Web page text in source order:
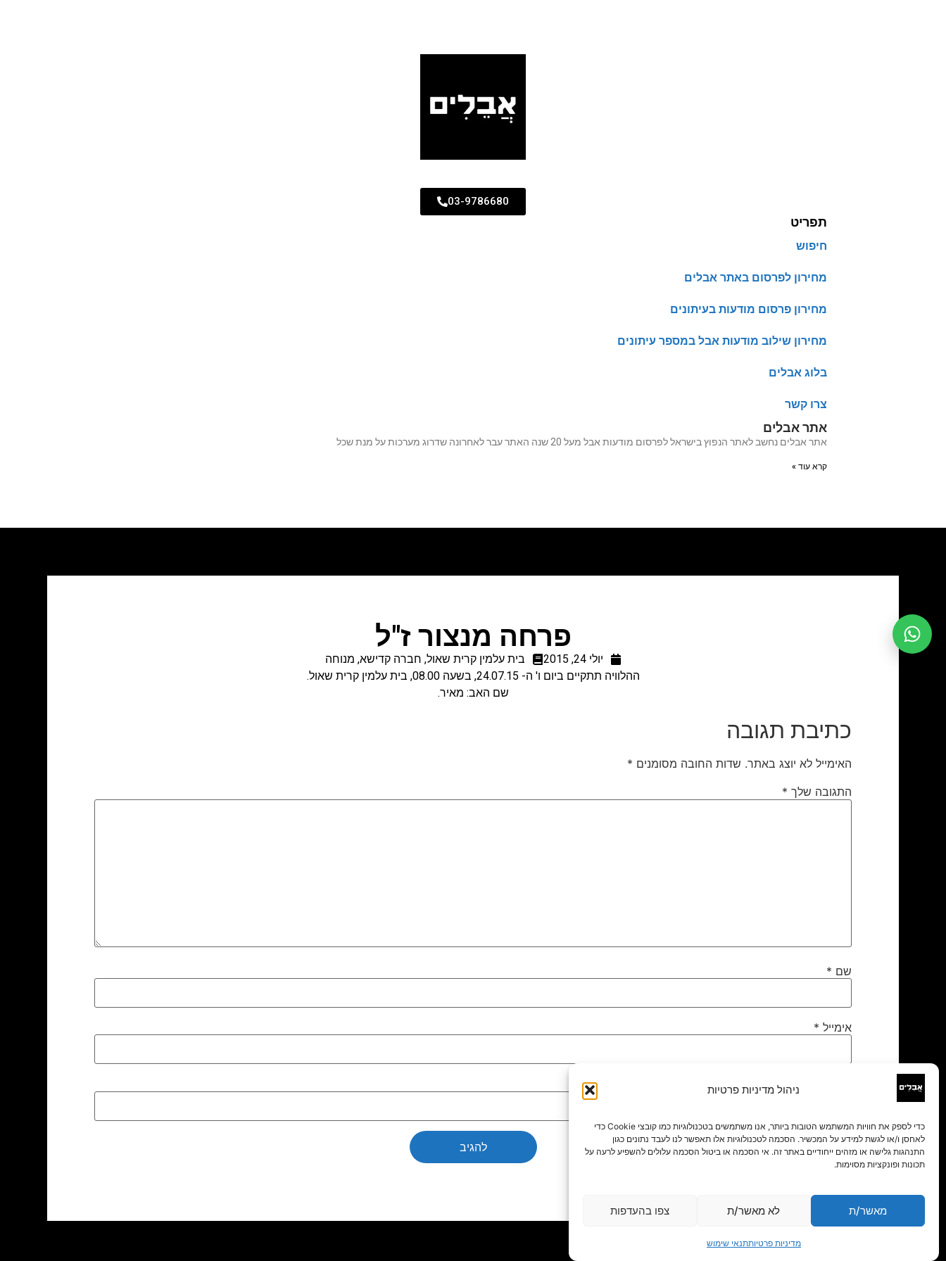
ניהול מדיניות פרטיות
כדי לספק את חוויות המשתמש הטובות ביותר, אנו משתמשים בטכנולוגיות כמו קובצי Cookie כדי
לאחסן ו/או לגשת למידע על המכשיר. הסכמה לטכנולוגיות אלו תאפשר לנו לעבד נתונים כגון
התנהגות גלישה או מזהים ייחודיים באתר זה. אי הסכמה או ביטול הסכמה עלולים להשפיע לרעה על
תכונות ופונקציות מסוימות.
מאשר/ת לא מאשר/ת צפו בהעדפות
מדיניות פרטיותתנאי שימוש
03-9786680
תפריט
חיפוש
מחירון לפרסום באתר אבלים
מחירון פרסום מודעות בעיתונים
מחירון שילוב מודעות אבל במספר עיתונים
בלוג אבלים
צרו קשר
אתר אבלים
אתר אבלים נחשב לאתר הנפוץ בישראל לפרסום מודעות אבל מעל 20 שנה האתר עבר לאחרונה שדרוג מערכות על מנת שכל
קרא עוד »
פרחה מנצור ז"ל
יולי 24, 2015 בית עלמין קרית שאול, חברה קדישא, מנוחה
ההלוויה תתקיים ביום ו' ה- 24.07.15, בשעה 08.00, בית עלמין קרית שאול.
שם האב: מאיר.
כתיבת תגובה
האימייל לא יוצג באתר. שדות החובה מסומנים *
התגובה שלך *
שם *
אימייל *